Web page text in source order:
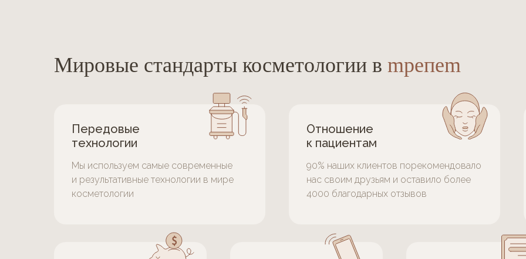
Мировые стандарты косметологии в mрепеm
Передовые
технологии
Мы используем самые современные
и результативные технологии в мире
косметологии
Отношение
к пациентам
90% наших клиентов порекомендовало
нас своим друзьям и оставило более
4000 благодарных отзывов